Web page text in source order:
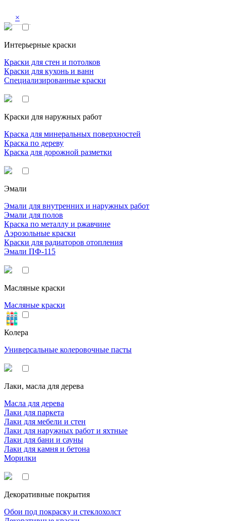
×
Интерьерные краски
Краски для стен и потолков
Краски для кухонь и ванн
Специализированные краски
Краски для наружных работ
Краска для минеральных поверхностей
Краска по дереву
Краска для дорожной разметки
Эмали
Эмали для внутренних и наружных работ
Эмали для полов
Краска по металлу и ржавчине
Аэрозольные краски
Краски для радиаторов отопления
Эмали ПФ-115
Масляные краски
Масляные краски
Колера
Универсальные колеровочные пасты
Лаки, масла для дерева
Масла для дерева
Лаки для паркета
Лаки для мебели и стен
Лаки для наружных работ и яхтные
Лаки для бани и сауны
Лаки для камня и бетона
Морилки
Декоративные покрытия
Обои под покраску и стеклохолст